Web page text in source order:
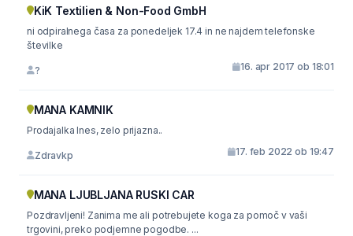
KiK Textilien & Non-Food GmbH
ni odpiralnega časa za ponedeljek 17.4 in ne najdem telefonske
številke
? 16. apr 2017 ob 18:01
MANA KAMNIK
Prodajalka Ines, zelo prijazna..
Zdravkp 17. feb 2022 ob 19:47
MANA LJUBLJANA RUSKI CAR
Pozdravljeni! Zanima me ali potrebujete koga za pomoč v vaši
trgovini, preko podjemne pogodbe. ...